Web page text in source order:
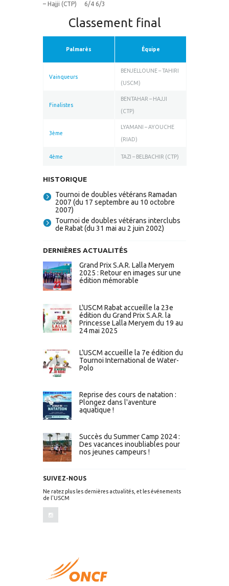
– Hajji (CTP) 6/4 6/3
Classement final
Palmarès Équipe
Vainqueurs
BENJELLOUNE – TAHIRI
(USCM)
Finalistes
BENTAHAR – HAJJI
(CTP)
3ème
LYAMANI – AYOUCHE
(RIAD)
4ème TAZI – BELBACHIR (CTP)
HISTORIQUE
Tournoi de doubles vétérans Ramadan
2007 (du 17 septembre au 10 octobre
2007)
Tournoi de doubles vétérans interclubs
de Rabat (du 31 mai au 2 juin 2002)
DERNIÈRES ACTUALITÉS
Grand Prix S.A.R. Lalla Meryem
2025 : Retour en images sur une
édition mémorable
L'USCM Rabat accueille la 23e
édition du Grand Prix S.A.R. la
Princesse Lalla Meryem du 19 au
24 mai 2025
L’USCM accueille la 7e édition du
Tournoi International de Water-
Polo
Reprise des cours de natation :
Plongez dans l'aventure
aquatique !
Succès du Summer Camp 2024 :
Des vacances inoubliables pour
nos jeunes campeurs !
SUIVEZ-NOUS
Ne ratez plus les dernières actualités, et les événements
de l'USCM